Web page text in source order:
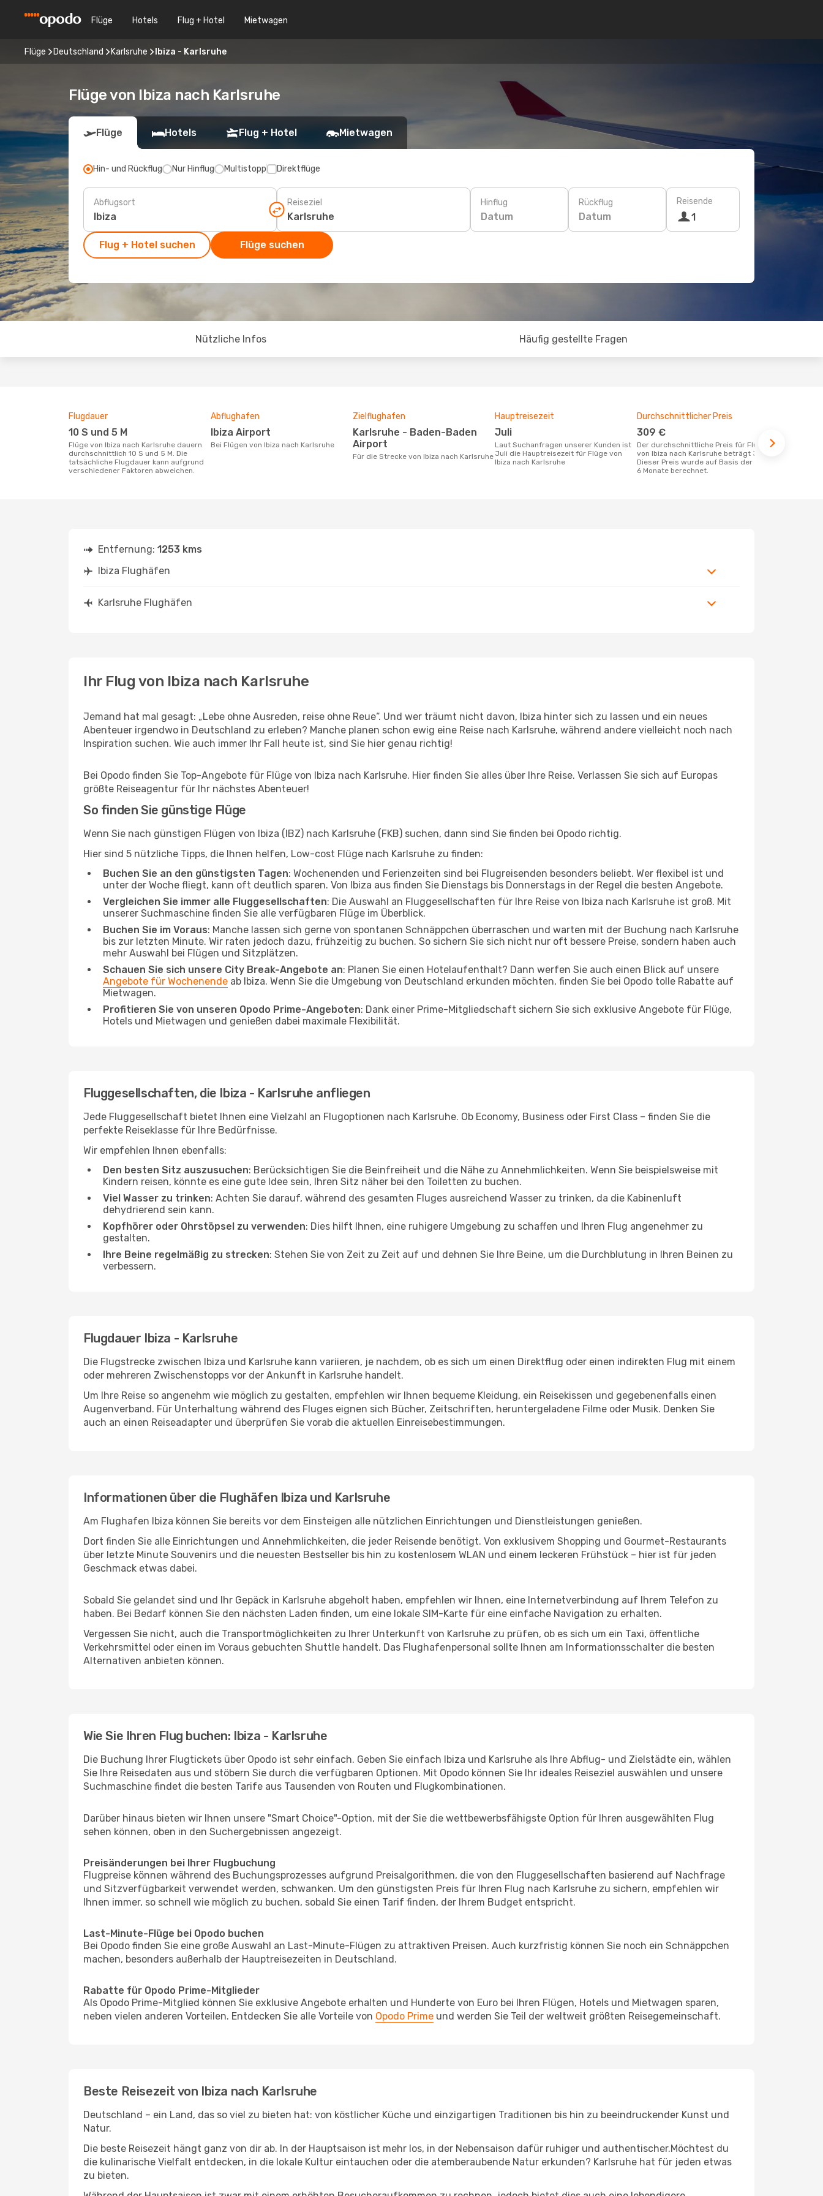
Flüge Hotels Flug + Hotel Mietwagen
Flüge Deutschland Karlsruhe Ibiza - Karlsruhe
Flüge von Ibiza nach Karlsruhe
Flüge Hotels Flug + Hotel Mietwagen
Hin- und Rückflug Nur Hinflug Multistopp Direktflüge
Abflugsort Reiseziel Hinflug
Datum
Rückflug
Datum
Reisende
1
Flug + Hotel suchen Flüge suchen
Nützliche Infos Häufig gestellte Fragen
Flugdauer
10 S und 5 M
Flüge von Ibiza nach Karlsruhe dauern
durchschnittlich 10 S und 5 M. Die
tatsächliche Flugdauer kann aufgrund
verschiedener Faktoren abweichen.
Abflughafen
Ibiza Airport
Bei Flügen von Ibiza nach Karlsruhe
Zielflughafen
Karlsruhe - Baden-Baden
Airport
Für die Strecke von Ibiza nach Karlsruhe
Hauptreisezeit
Juli
Laut Suchanfragen unserer Kunden ist
Juli die Hauptreisezeit für Flüge von
Ibiza nach Karlsruhe
Durchschnittlicher Preis
309 €
Der durchschnittliche Preis für Flüge
von Ibiza nach Karlsruhe beträgt 309 €.
Dieser Preis wurde auf Basis der letzten
6 Monate berechnet.
Entfernung: 1253 kms
Ibiza Flughäfen
Karlsruhe Flughäfen
Ihr Flug von Ibiza nach Karlsruhe
Jemand hat mal gesagt: „Lebe ohne Ausreden, reise ohne Reue“. Und wer träumt nicht davon, Ibiza hinter sich zu lassen und ein neues
Abenteuer irgendwo in Deutschland zu erleben? Manche planen schon ewig eine Reise nach Karlsruhe, während andere vielleicht noch nach
Inspiration suchen. Wie auch immer Ihr Fall heute ist, sind Sie hier genau richtig!
Bei Opodo finden Sie Top-Angebote für Flüge von Ibiza nach Karlsruhe. Hier finden Sie alles über Ihre Reise. Verlassen Sie sich auf Europas
größte Reiseagentur für Ihr nächstes Abenteuer!
So finden Sie günstige Flüge
Wenn Sie nach günstigen Flügen von Ibiza (IBZ) nach Karlsruhe (FKB) suchen, dann sind Sie finden bei Opodo richtig.
Hier sind 5 nützliche Tipps, die Ihnen helfen, Low-cost Flüge nach Karlsruhe zu finden:
Buchen Sie an den günstigsten Tagen: Wochenenden und Ferienzeiten sind bei Flugreisenden besonders beliebt. Wer flexibel ist und
unter der Woche fliegt, kann oft deutlich sparen. Von Ibiza aus finden Sie Dienstags bis Donnerstags in der Regel die besten Angebote.
Vergleichen Sie immer alle Fluggesellschaften: Die Auswahl an Fluggesellschaften für Ihre Reise von Ibiza nach Karlsruhe ist groß. Mit
unserer Suchmaschine finden Sie alle verfügbaren Flüge im Überblick.
Buchen Sie im Voraus: Manche lassen sich gerne von spontanen Schnäppchen überraschen und warten mit der Buchung nach Karlsruhe
bis zur letzten Minute. Wir raten jedoch dazu, frühzeitig zu buchen. So sichern Sie sich nicht nur oft bessere Preise, sondern haben auch
mehr Auswahl bei Flügen und Sitzplätzen.
Schauen Sie sich unsere City Break-Angebote an: Planen Sie einen Hotelaufenthalt? Dann werfen Sie auch einen Blick auf unsere
Angebote für Wochenende ab Ibiza. Wenn Sie die Umgebung von Deutschland erkunden möchten, finden Sie bei Opodo tolle Rabatte auf
Mietwagen.
Profitieren Sie von unseren Opodo Prime-Angeboten: Dank einer Prime-Mitgliedschaft sichern Sie sich exklusive Angebote für Flüge,
Hotels und Mietwagen und genießen dabei maximale Flexibilität.
Fluggesellschaften, die Ibiza - Karlsruhe anfliegen
Jede Fluggesellschaft bietet Ihnen eine Vielzahl an Flugoptionen nach Karlsruhe. Ob Economy, Business oder First Class – finden Sie die
perfekte Reiseklasse für Ihre Bedürfnisse.
Wir empfehlen Ihnen ebenfalls:
Den besten Sitz auszusuchen: Berücksichtigen Sie die Beinfreiheit und die Nähe zu Annehmlichkeiten. Wenn Sie beispielsweise mit
Kindern reisen, könnte es eine gute Idee sein, Ihren Sitz näher bei den Toiletten zu buchen.
Viel Wasser zu trinken: Achten Sie darauf, während des gesamten Fluges ausreichend Wasser zu trinken, da die Kabinenluft
dehydrierend sein kann.
Kopfhörer oder Ohrstöpsel zu verwenden: Dies hilft Ihnen, eine ruhigere Umgebung zu schaffen und Ihren Flug angenehmer zu
gestalten.
Ihre Beine regelmäßig zu strecken: Stehen Sie von Zeit zu Zeit auf und dehnen Sie Ihre Beine, um die Durchblutung in Ihren Beinen zu
verbessern.
Flugdauer Ibiza - Karlsruhe
Die Flugstrecke zwischen Ibiza und Karlsruhe kann variieren, je nachdem, ob es sich um einen Direktflug oder einen indirekten Flug mit einem
oder mehreren Zwischenstopps vor der Ankunft in Karlsruhe handelt.
Um Ihre Reise so angenehm wie möglich zu gestalten, empfehlen wir Ihnen bequeme Kleidung, ein Reisekissen und gegebenenfalls einen
Augenverband. Für Unterhaltung während des Fluges eignen sich Bücher, Zeitschriften, heruntergeladene Filme oder Musik. Denken Sie
auch an einen Reiseadapter und überprüfen Sie vorab die aktuellen Einreisebestimmungen.
Informationen über die Flughäfen Ibiza und Karlsruhe
Am Flughafen Ibiza können Sie bereits vor dem Einsteigen alle nützlichen Einrichtungen und Dienstleistungen genießen.
Dort finden Sie alle Einrichtungen und Annehmlichkeiten, die jeder Reisende benötigt. Von exklusivem Shopping und Gourmet-Restaurants
über letzte Minute Souvenirs und die neuesten Bestseller bis hin zu kostenlosem WLAN und einem leckeren Frühstück – hier ist für jeden
Geschmack etwas dabei.
Sobald Sie gelandet sind und Ihr Gepäck in Karlsruhe abgeholt haben, empfehlen wir Ihnen, eine Internetverbindung auf Ihrem Telefon zu
haben. Bei Bedarf können Sie den nächsten Laden finden, um eine lokale SIM-Karte für eine einfache Navigation zu erhalten.
Vergessen Sie nicht, auch die Transportmöglichkeiten zu Ihrer Unterkunft von Karlsruhe zu prüfen, ob es sich um ein Taxi, öffentliche
Verkehrsmittel oder einen im Voraus gebuchten Shuttle handelt. Das Flughafenpersonal sollte Ihnen am Informationsschalter die besten
Alternativen anbieten können.
Wie Sie Ihren Flug buchen: Ibiza - Karlsruhe
Die Buchung Ihrer Flugtickets über Opodo ist sehr einfach. Geben Sie einfach Ibiza und Karlsruhe als Ihre Abflug- und Zielstädte ein, wählen
Sie Ihre Reisedaten aus und stöbern Sie durch die verfügbaren Optionen. Mit Opodo können Sie Ihr ideales Reiseziel auswählen und unsere
Suchmaschine findet die besten Tarife aus Tausenden von Routen und Flugkombinationen.
Darüber hinaus bieten wir Ihnen unsere "Smart Choice"-Option, mit der Sie die wettbewerbsfähigste Option für Ihren ausgewählten Flug
sehen können, oben in den Suchergebnissen angezeigt.
Preisänderungen bei Ihrer Flugbuchung
Flugpreise können während des Buchungsprozesses aufgrund Preisalgorithmen, die von den Fluggesellschaften basierend auf Nachfrage
und Sitzverfügbarkeit verwendet werden, schwanken. Um den günstigsten Preis für Ihren Flug nach Karlsruhe zu sichern, empfehlen wir
Ihnen immer, so schnell wie möglich zu buchen, sobald Sie einen Tarif finden, der Ihrem Budget entspricht.
Last-Minute-Flüge bei Opodo buchen
Bei Opodo finden Sie eine große Auswahl an Last-Minute-Flügen zu attraktiven Preisen. Auch kurzfristig können Sie noch ein Schnäppchen
machen, besonders außerhalb der Hauptreisezeiten in Deutschland.
Rabatte für Opodo Prime-Mitglieder
Als Opodo Prime-Mitglied können Sie exklusive Angebote erhalten und Hunderte von Euro bei Ihren Flügen, Hotels und Mietwagen sparen,
neben vielen anderen Vorteilen. Entdecken Sie alle Vorteile von Opodo Prime und werden Sie Teil der weltweit größten Reisegemeinschaft.
Beste Reisezeit von Ibiza nach Karlsruhe
Deutschland – ein Land, das so viel zu bieten hat: von köstlicher Küche und einzigartigen Traditionen bis hin zu beeindruckender Kunst und
Natur.
Die beste Reisezeit hängt ganz von dir ab. In der Hauptsaison ist mehr los, in der Nebensaison dafür ruhiger und authentischer.Möchtest du
die kulinarische Vielfalt entdecken, in die lokale Kultur eintauchen oder die atemberaubende Natur erkunden? Karlsruhe hat für jeden etwas
zu bieten.